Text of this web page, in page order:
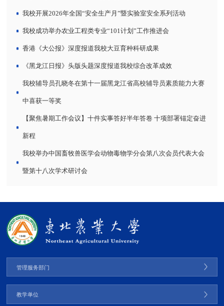
我校开展2026年全国“安全生产月”暨实验室安全系列活动
我校成功举办农业工程类专业“101计划”工作推进会
香港《大公报》深度报道我校大豆育种科研成果
《黑龙江日报》头版头题深度报道我校综合改革成效
我校辅导员孔晓冬在第十一届黑龙江省高校辅导员素质能力大赛
中喜获一等奖
【聚焦暑期工作会议】十件实事答好半年答卷 十项部署锚定奋进
新程
我校举办中国畜牧兽医学会动物毒物学分会第八次会员代表大会
暨第十八次学术研讨会
管理服务部门
教学单位